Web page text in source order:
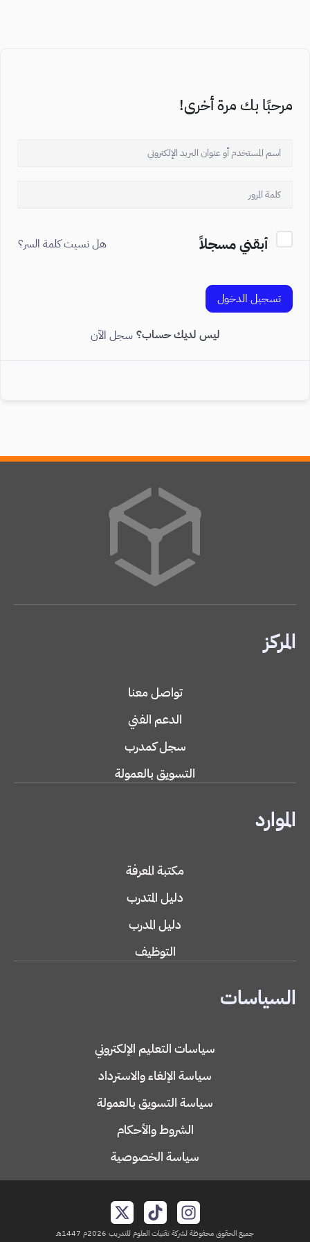
مرحبًا بك مرة أخرى!
أبقني مسجلاً هل نسيت كلمة السر؟
تسجيل الدخول
ليس لديك حساب؟ سجل الآن
المركز
تواصل معنا
الدعم الفني
سجل كمدرب
التسويق بالعمولة
الموارد
مكتبة المعرفة
دليل المتدرب
دليل المدرب
التوظيف
السياسات
سياسات التعليم الإلكتروني
سياسة الإلغاء والاسترداد
سياسة التسويق بالعمولة
الشروط والأحكام
سياسة الخصوصية
جميع الحقوق محفوظة لشركة تقنيات العلوم للتدريب 2026م 1447هـ